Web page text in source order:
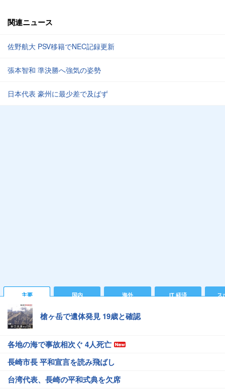
関連ニュース
佐野航大 PSV移籍でNEC記録更新
張本智和 準決勝へ強気の姿勢
日本代表 豪州に最少差で及ばず
主要 国内 海外 IT 経済 ス
槍ヶ岳で遺体発見 19歳と確認
各地の海で事故相次ぐ 4人死亡
長崎市長 平和宣言を読み飛ばし
台湾代表、長崎の平和式典を欠席